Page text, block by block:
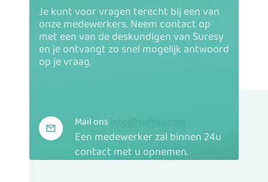
Je kunt voor vragen terecht bij een van
onze medewerkers. Neem contact op
met een van de deskundigen van Suresy
en je ontvangt zo snel mogelijk antwoord
op je vraag.
Mail ons
Een medewerker zal binnen 24u
contact met u opnemen.